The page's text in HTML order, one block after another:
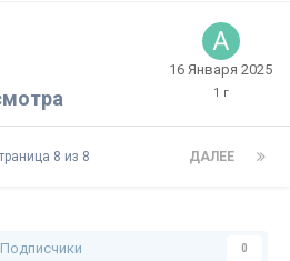
16 Января 2025
ДАЛЕЕ
8 из 8
Подписчики 0